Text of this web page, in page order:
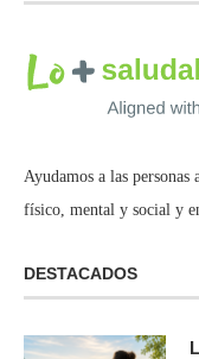
Ayudamos a las personas
físico, mental y social y
DESTACADOS